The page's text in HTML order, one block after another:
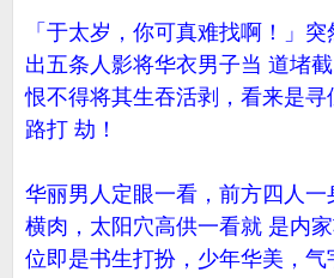
「于太岁，你可真难找啊！」
出五条人影将华衣男子当 道堵
恨不得将其生吞活剥，看来是寻
路打 劫！
华丽男人定眼一看，前方四人一
横肉，太阳穴高供一看就 是内
位即是书生打扮，少年华美，